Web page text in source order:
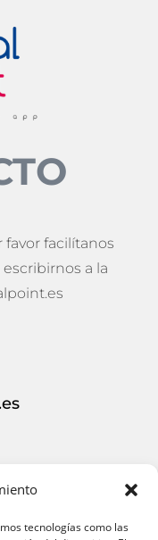
tecnologías como las
facilítanos
a la